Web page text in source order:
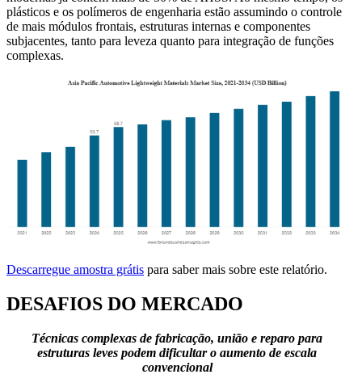
plásticos e os polímeros de engenharia estão assumindo o controle
de mais módulos frontais, estruturas internas e componentes
subjacentes, tanto para leveza quanto para integração de funções
complexas.
Descarregue amostra grátis para saber mais sobre este relatório.
DESAFIOS DO MERCADO
Técnicas complexas de fabricação, união e reparo para
estruturas leves podem dificultar o aumento de escala
convencional